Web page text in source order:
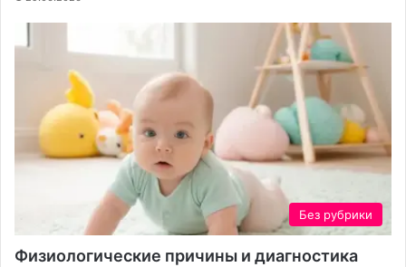
Без рубрики
Физиологические причины и диагностика